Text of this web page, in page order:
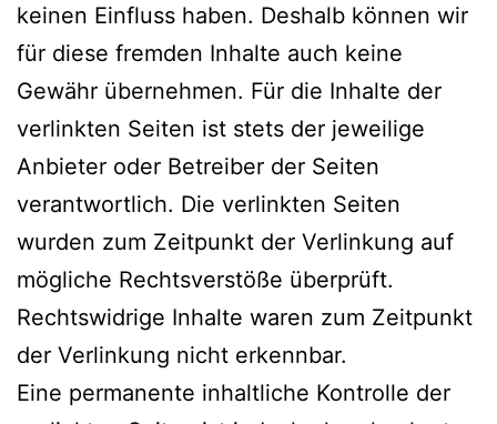
keinen Einfluss haben. Deshalb können wir
für diese fremden Inhalte auch keine
Gewähr übernehmen. Für die Inhalte der
verlinkten Seiten ist stets der jeweilige
Anbieter oder Betreiber der Seiten
verantwortlich. Die verlinkten Seiten
wurden zum Zeitpunkt der Verlinkung auf
mögliche Rechtsverstöße überprüft.
Rechtswidrige Inhalte waren zum Zeitpunkt
der Verlinkung nicht erkennbar.
Eine permanente inhaltliche Kontrolle der